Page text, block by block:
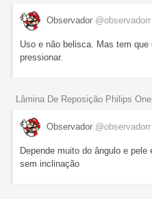
Observador @observadorr
Uso e não belisca. Mas tem
pressionar.
Lâmina De Reposição Philips
Observador @observadorr
Depende muito do ângulo e
sem inclinação